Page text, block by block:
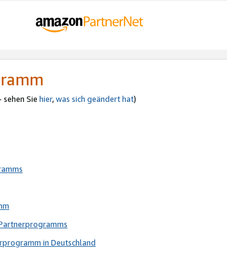
Sie hier,was sich geändert hat)
in Deutschland